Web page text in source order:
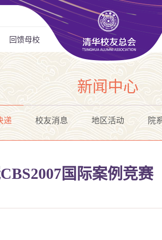
回馈母校
新闻中心
递 校友消息 地区活动 院
国际案例竞赛